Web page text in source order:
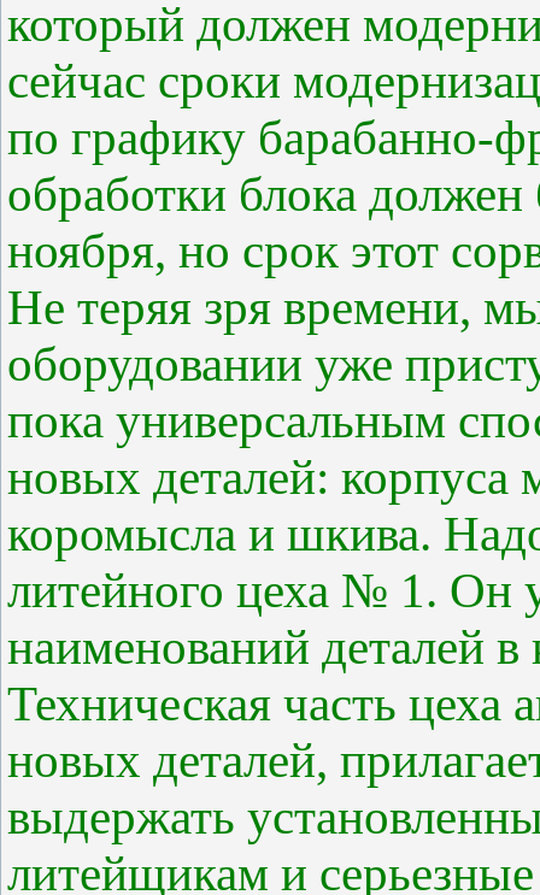
который должен
сейчас сроки
по графику барабанно-
обработки блока
ноября, но срок этот
Не теряя зря времени,
оборудовании уже
пока универсальным
новых деталей: корпуса
коромысла и шкива.
литейного цеха № 1. Он
наименований деталей
Техническая часть цеха
новых деталей,
выдержать
литейщикам и